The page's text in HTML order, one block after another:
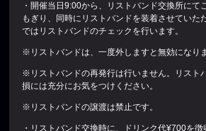
・開催当日9:00から、リストバンド交換所にて
もぎり、同時にリストバンドを装着させていた
ではリストバンドのチェックを行います。
※リストバンドは、一度外しますと無効になりま
※リストバンドの再発行は行いません。リスト
損には充分にお気をつけください。
※リストバンドの譲渡は禁止です。
・リストバンド交換時に、ドリンク代¥700を徴